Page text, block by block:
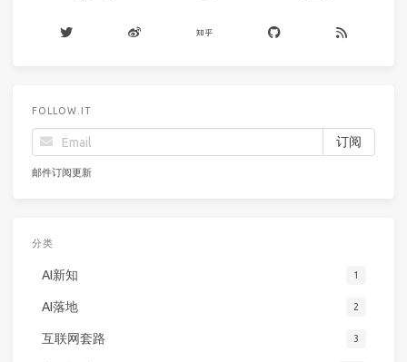
FOLLOW.IT
邮件订阅更新
分类
AI新知 1
AI落地 2
互联网套路 3